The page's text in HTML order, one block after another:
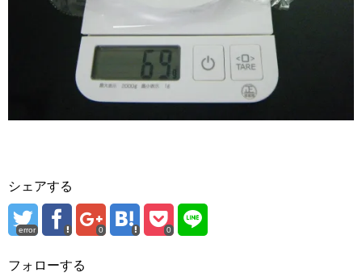
シェアする
error 0 0
フォローする